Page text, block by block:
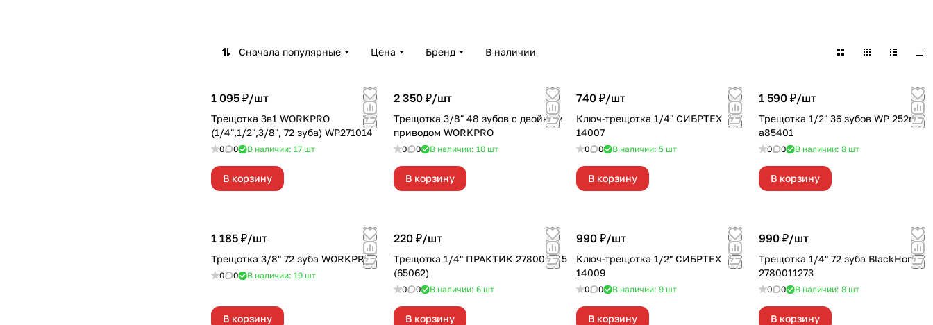
Сначала популярные Цена Бренд В наличии
1 095 ₽/шт
Трещотка 3в1 WORKPRO
(1/4",1/2",3/8", 72 зуба) WP271014
0 0 В наличии: 17 шт
В корзину
2 350 ₽/шт
Трещотка 3/8" 48 зубов с двойным
приводом WORKPRO
0 0 В наличии: 10 шт
В корзину
740 ₽/шт
Ключ-трещотка 1/4" СИБРТЕХ
14007
0 0 В наличии: 5 шт
В корзину
1 590 ₽/шт
Трещотка 1/2" 36 зубов WP 252rh-
a85401
0 0 В наличии: 8 шт
В корзину
1 185 ₽/шт
Трещотка 3/8" 72 зуба WORKPRO
0 0 В наличии: 19 шт
В корзину
220 ₽/шт
Трещотка 1/4" ПРАКТИК 278000215
(65062)
0 0 В наличии: 6 шт
В корзину
990 ₽/шт
Ключ-трещотка 1/2" СИБРТЕХ
14009
0 0 В наличии: 9 шт
В корзину
990 ₽/шт
Трещотка 1/4" 72 зуба BlackHorn
2780011273
0 0 В наличии: 8 шт
В корзину